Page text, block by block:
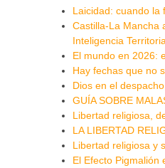
Laicidad: cuando la
Castilla-La Mancha
Inteligencia
El mundo en 2026:
Hay fechas que no
Dios en el
GUÍA SOBRE
Libertad religiosa,
LA LIBERTAD
Libertad religiosa y
El Efecto Pigmalión